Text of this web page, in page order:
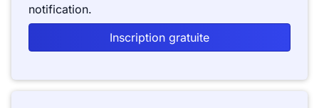
notification.
Inscription gratuite